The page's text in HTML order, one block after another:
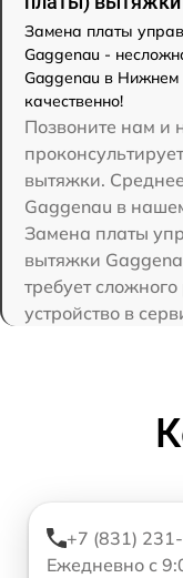
Замена платы
Gaggenau -
Gaggenau в
качественно!
Позвоните нам и
вытяжки.
Gaggenau в
Замена платы
вытяжки
требует
устройство в
+7 (831)
Ежедневно с